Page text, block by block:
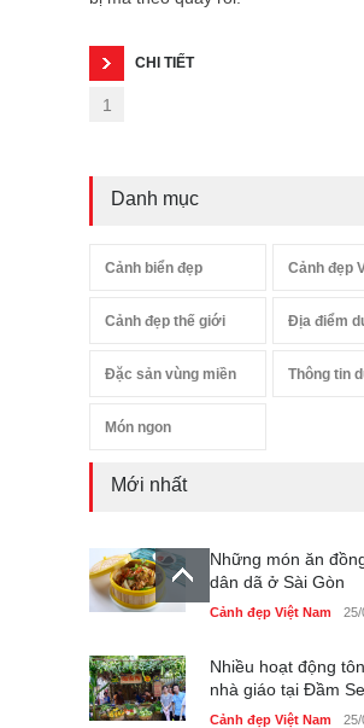
CHI TIẾT
1
Danh mục
Cảnh biển đẹp Cảnh đẹp
Cảnh đẹp thế giới Địa điểm
Đặc sản vùng miền Thông tin
Món ngon
Mới nhất
Những món ăn
dân dã ở Sài Gòn
Cảnh đẹp Việt Nam 25/
Nhiều hoạt động
nhà giáo tại Đầm
Cảnh đẹp Việt Nam 25/